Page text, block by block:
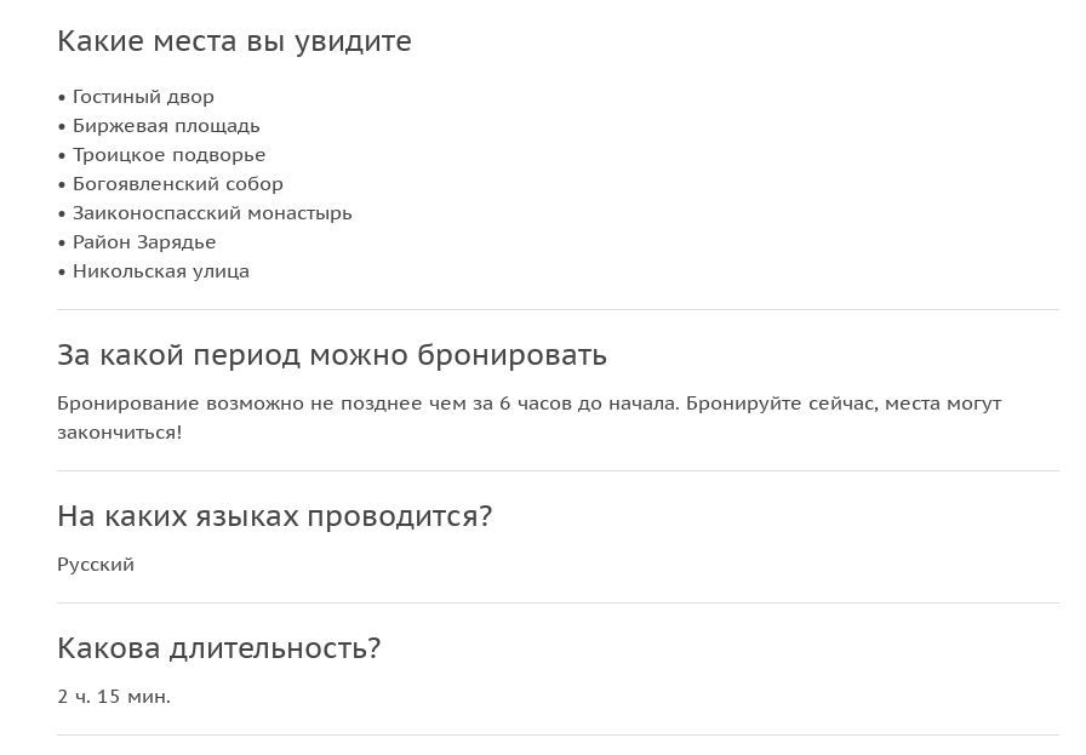
Какие места вы увидите
• Гостиный двор
• Биржевая площадь
• Троицкое подворье
• Богоявленский собор
• Заиконоспасский монастырь
• Район Зарядье
• Никольская улица
За какой период можно бронировать
Бронирование возможно не позднее чем за 6 часов до начала. Бронируйте сейчас, места могут
закончиться!
На каких языках проводится?
Русский
Какова длительность?
2 ч. 15 мин.